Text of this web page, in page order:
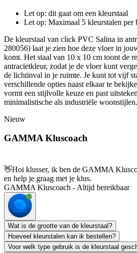
Let op: dit gaat om een kleurstaal
Let op: Maximaal 5 kleurstalen per
De kleurstaal van click PVC Salina in
280056) laat je zien hoe deze vloer in
komt. Het staal van 10 x 10 cm toont de
antracietkleur, zodat je de vloer kunt
de lichtinval in je ruimte. Je kunt tot vijf
verschillende opties naast elkaar te
vormt een stijlvolle keuze en past
minimalistische als industriële woonstijlen.
Nieuw
GAMMA Kluscoach
👋Hoi klusser, ik ben de GAMMA
en help je graag met je klus.
GAMMA Kluscoach - Altijd bereikbaar
Wat is de grootte van de kleurstaal?
Hoeveel kleurstalen kan ik bestellen?
Voor welk type gebruik is de kleurstaal